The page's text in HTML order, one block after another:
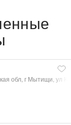
обл, г Мытищи, ул